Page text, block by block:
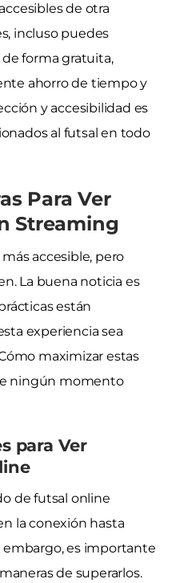
de otra
incluso puedes
forma gratuita,
ahorro de tiempo y
y accesibilidad es
al futsal en todo
Para Ver
Streaming
accesible, pero
La buena noticia es
están
experiencia sea
maximizar estas
ningún momento
para Ver
de futsal online
la conexión hasta
embargo, es importante
de superarlos.